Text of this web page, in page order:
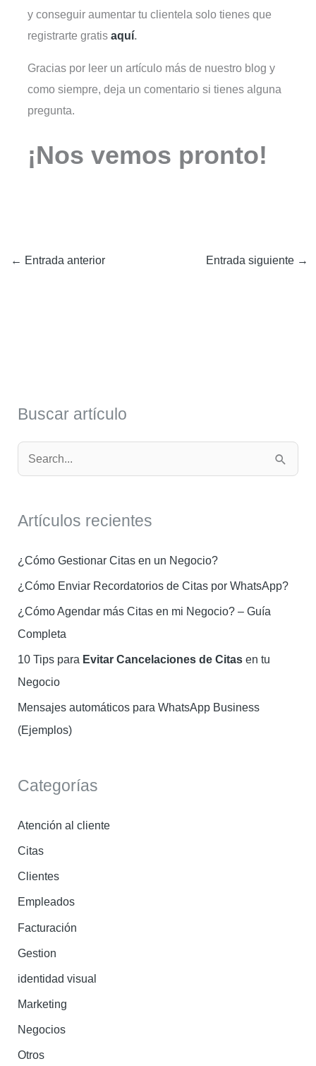
y conseguir aumentar tu clientela solo tienes que
registrarte gratisaquí.
Gracias por leer un artículo más de nuestro blog y
como siempre, deja un comentario si tienes alguna
pregunta.
¡Nos vemos pronto!
← Entrada anterior Entrada siguiente →
Buscar artículo
Artículos recientes
¿Cómo Gestionar Citas en un Negocio?
¿Cómo Enviar Recordatorios de Citas por WhatsApp?
¿Cómo Agendar más Citas en mi Negocio? – Guía
Completa
10 Tips para Evitar Cancelaciones de Citas en tu
Negocio
Mensajes automáticos para WhatsApp Business
(Ejemplos)
Categorías
Atención al cliente
Citas
Clientes
Empleados
Facturación
Gestion
identidad visual
Marketing
Negocios
Otros